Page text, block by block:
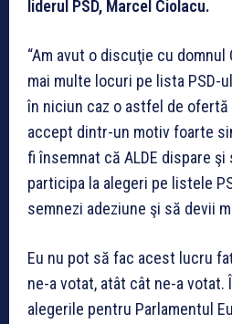
liderul PSD, Marcel Ciolacu.
“Am avut o discuţie cu
mai multe locuri pe lista PSD-
în niciun caz o astfel de
accept dintr-un motiv foarte
fi însemnat că ALDE dispare şi
participa la alegeri pe listele
semnezi adeziune şi să devii
Eu nu pot să fac acest lucru
ne-a votat, atât cât ne-a votat.
alegerile pentru Parlamentul